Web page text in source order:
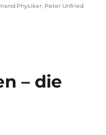
Physiker Peter Unfried
– die